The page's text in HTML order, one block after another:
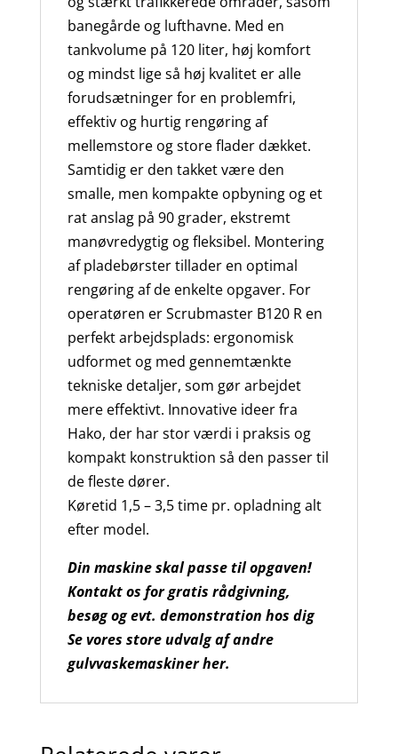
banegårde og lufthavne. Med en
tankvolume på 120 liter, høj komfort
og mindst lige så høj kvalitet er alle
forudsætninger for en problemfri,
effektiv og hurtig rengøring af
mellemstore og store flader dækket.
Samtidig er den takket være den
smalle, men kompakte opbyning og et
rat anslag på 90 grader, ekstremt
manøvredygtig og fleksibel. Montering
af pladebørster tillader en optimal
rengøring af de enkelte opgaver. For
operatøren er Scrubmaster B120 R en
perfekt arbejdsplads: ergonomisk
udformet og med gennemtænkte
tekniske detaljer, som gør arbejdet
mere effektivt. Innovative ideer fra
Hako, der har stor værdi i praksis og
kompakt konstruktion så den passer til
de fleste dører.
Køretid 1,5 – 3,5 time pr. opladning alt
efter model.
Din maskine skal passe til opgaven!
Kontakt os for gratis rådgivning,
besøg og evt. demonstration hos dig
Se vores store udvalg af andre
gulvvaskemaskiner her.